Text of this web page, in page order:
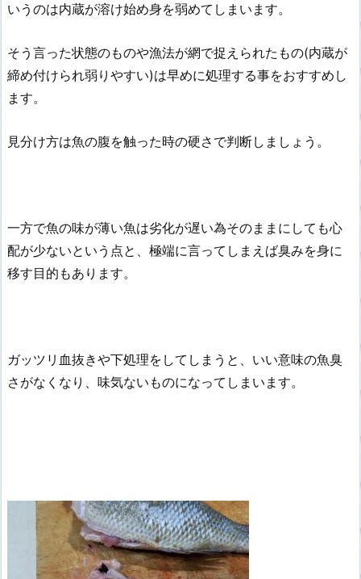
いうのは内蔵が溶け始め身を弱めてしまいます。
そう言った状態のものや漁法が網で捉えられたもの(内蔵が
締め付けられ弱りやすい)は早めに処理する事をおすすめし
ます。
見分け方は魚の腹を触った時の硬さで判断しましょう。
一方で魚の味が薄い魚は劣化が遅い為そのままにしても心
配が少ないという点と、極端に言ってしまえば臭みを身に
移す目的もあります。
ガッツリ血抜きや下処理をしてしまうと、いい意味の魚臭
さがなくなり、味気ないものになってしまいます。